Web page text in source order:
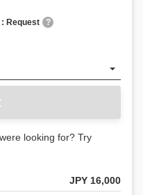
: Request ?
looking for? Try
JPY 16,000